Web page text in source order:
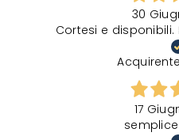
30
Cortesi e
17